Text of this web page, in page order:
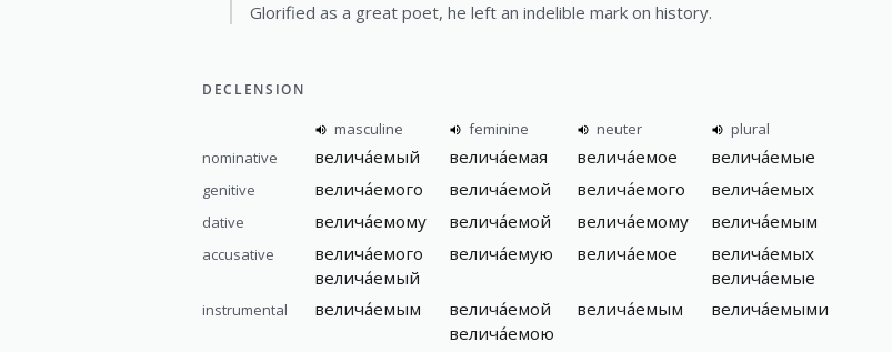
Glorified as a great poet, he left an indelible mark on history.
DECLENSION
masculine feminine neuter
plural
nominative
велича́емый велича́емая велича́емое велича́емые
genitive велича́емого велича́емой велича́емого велича́емых
dative велича́емому велича́емой велича́емому велича́емым
accusative
велича́емого
велича́емый
велича́емую велича́емое
велича́емых
велича́емые
instrumental велича́емым
велича́емой
велича́емою
велича́емым велича́емыми